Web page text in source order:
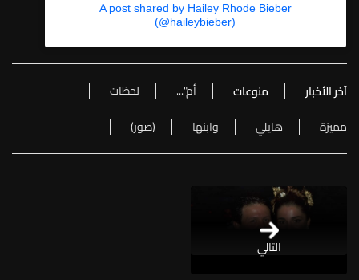
A post shared by Hailey Rhode Bieber
(@haileybieber)
آخر الأخبار منوعات أم"...
لحظات
مميزة
هايلي وابنها (صور)
التالي